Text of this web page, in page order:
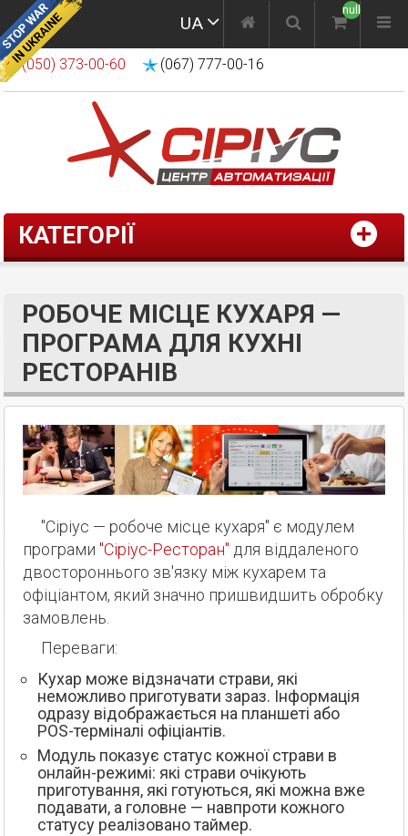
UA
null
(050) 373-00-60 (067) 777-00-16
КАТЕГОРІЇ
РОБОЧЕ МІСЦЕ КУХАРЯ —
ПРОГРАМА ДЛЯ КУХНІ
РЕСТОРАНІВ
"Сіріус — робоче місце кухаря" є модулем
програми "Сіріус-Ресторан" для віддаленого
двостороннього зв'язку між кухарем та
офіціантом, який значно пришвидшить обробку
замовлень.
Переваги:
Кухар може відзначати страви, які
неможливо приготувати зараз. Інформація
одразу відображається на планшеті або
POS-терміналі офіціантів.
Модуль показує статус кожної страви в
онлайн-режимі: які страви очікують
приготування, які готуються, які можна вже
подавати, а головне — навпроти кожного
статусу реалізовано таймер.